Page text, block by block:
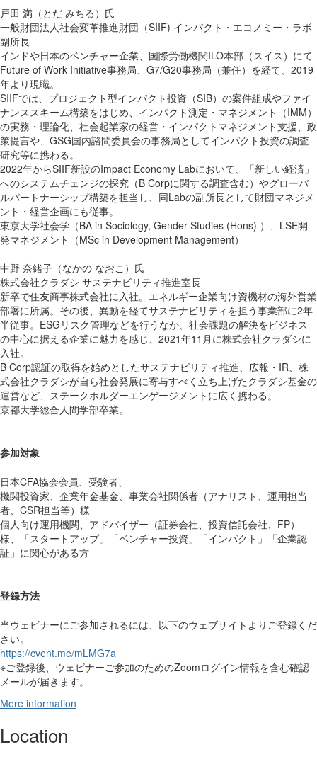
戸田 満（とだ みちる）氏
一般財団法人社会変革推進財団（SIIF) インパクト・エコノミー・ラボ
副所長
インドや日本のベンチャー企業、国際労働機関ILO本部（スイス）にて
Future of Work Initiative事務局、G7/G20事務局（兼任）を経て、2019
年より現職。
SIIFでは、プロジェクト型インパクト投資（SIB）の案件組成やファイ
ナンススキーム構築をはじめ、インパクト測定・マネジメント（IMM）
の実務・理論化、社会起業家の経営・インパクトマネジメント支援、政
策提言や、GSG国内諮問委員会の事務局としてインパクト投資の調査
研究等に携わる。
2022年からSIIF新設のImpact Economy Labにおいて、「新しい経済」
へのシステムチェンジの探究（B Corpに関する調査含む）やグローバ
ルパートナーシップ構築を担当し、同Labの副所長として財団マネジメ
ント・経営企画にも従事。
東京大学社会学（BA in Sociology, Gender Studies (Hons) ）、LSE開
発マネジメント（MSc in Development Management）
中野 奈緒子（なかの なおこ）氏
株式会社クラダシ サステナビリティ推進室長
新卒で住友商事株式会社に入社。エネルギー企業向け資機材の海外営業
部署に所属。その後、異動を経てサステナビリティを担う事業部に2年
半従事。ESGリスク管理などを行うなか、社会課題の解決をビジネス
の中心に据える企業に魅力を感じ、2021年11月に株式会社クラダシに
入社。
B Corp認証の取得を始めとしたサステナビリティ推進、広報・IR、株
式会社クラダシが自ら社会発展に寄与すべく立ち上げたクラダシ基金の
運営など、ステークホルダーエンゲージメントに広く携わる。
京都大学総合人間学部卒業。
参加対象
日本CFA協会会員、受験者、
機関投資家、企業年金基金、事業会社関係者（アナリスト、運用担当
者、CSR担当等）様
個人向け運用機関、アドバイザー（証券会社、投資信託会社、FP）
様、「スタートアップ」「ベンチャー投資」「インパクト」「企業認
証」に関心がある方
登録方法
当ウェビナーにご参加されるには、以下のウェブサイトよりご登録くだ
さい。
https://cvent.me/mLMG7a
※ご登録後、ウェビナーご参加のためのZoomログイン情報を含む確認
メールが届きます。
More information
Location